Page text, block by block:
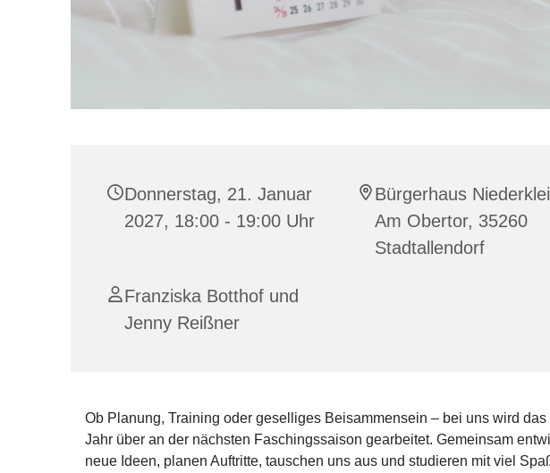
Donnerstag, 21. Januar
2027, 18:00 - 19:00 Uhr
Bürgerhaus
Am Obertor, 35260
Stadtallendorf
Franziska Botthof und
Jenny Reißner
Ob Planung, Training oder geselliges Beisammensein – bei uns wird das
Jahr über an der nächsten Faschingssaison gearbeitet. Gemeinsam
neue Ideen, planen Auftritte, tauschen uns aus und studieren mit viel